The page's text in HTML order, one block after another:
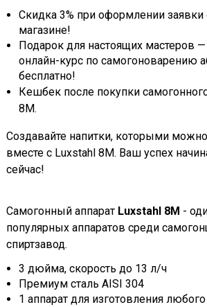
Скидка 3% при оформлении заявки
магазине!
Подарок для настоящих мастеров
онлайн-курс по самогоноварению
бесплатно!
Кешбек после покупки
8M.
Создавайте напитки, которыми можно
вместе с Luxstahl 8M. Ваш успех
сейчас!
Самогонный аппарат Luxstahl 8M -
популярных аппаратов среди
спиртзавод.
3 дюйма, скорость до 13 л/ч
Премиум сталь AISI 304
1 аппарат для изготовления